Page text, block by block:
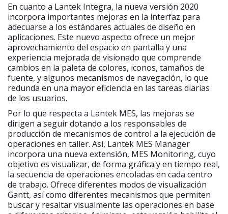
En cuanto a Lantek Integra, la nueva versión 2020
incorpora importantes mejoras en la interfaz para
adecuarse a los estándares actuales de diseño en
aplicaciones. Este nuevo aspecto ofrece un mejor
aprovechamiento del espacio en pantalla y una
experiencia mejorada de visionado que comprende
cambios en la paleta de colores, iconos, tamaños de
fuente, y algunos mecanismos de navegación, lo que
redunda en una mayor eficiencia en las tareas diarias
de los usuarios.
Por lo que respecta a Lantek MES, las mejoras se
dirigen a seguir dotando a los responsables de
producción de mecanismos de control a la ejecución de
operaciones en taller. Así, Lantek MES Manager
incorpora una nueva extensión, MES Monitoring, cuyo
objetivo es visualizar, de forma gráfica y en tiempo real,
la secuencia de operaciones encoladas en cada centro
de trabajo. Ofrece diferentes modos de visualización
Gantt, así como diferentes mecanismos que permiten
buscar y resaltar visualmente las operaciones en base